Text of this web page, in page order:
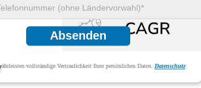
Absenden
vollständige Vertraulichkeit Ihrer persönlichen Daten. Datenschutz